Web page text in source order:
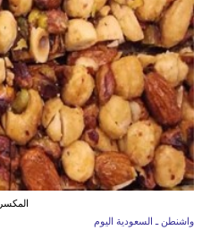
واشنطن ـ السعودية اليوم